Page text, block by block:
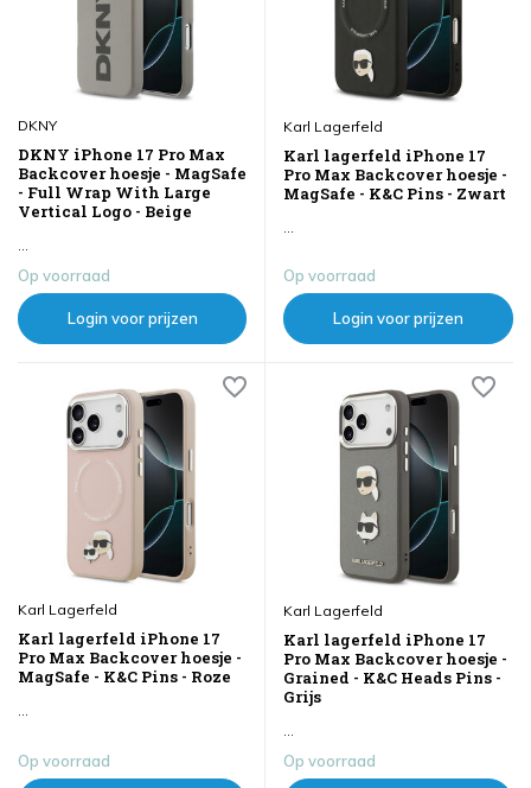
DKNY
DKNY iPhone 17 Pro Max
Backcover hoesje - MagSafe
- Full Wrap With Large
Vertical Logo - Beige
...
Op voorraad
Login voor prijzen
Karl Lagerfeld
Karl lagerfeld iPhone 17
Pro Max Backcover hoesje -
MagSafe - K&C Pins - Zwart
...
Op voorraad
Login voor prijzen
Karl Lagerfeld
Karl lagerfeld iPhone 17
Pro Max Backcover hoesje -
MagSafe - K&C Pins - Roze
Op voorraad
Karl Lagerfeld
Karl lagerfeld iPhone 17
Pro Max Backcover hoesje -
Grained - K&C Heads Pins -
Grijs
Op voorraad